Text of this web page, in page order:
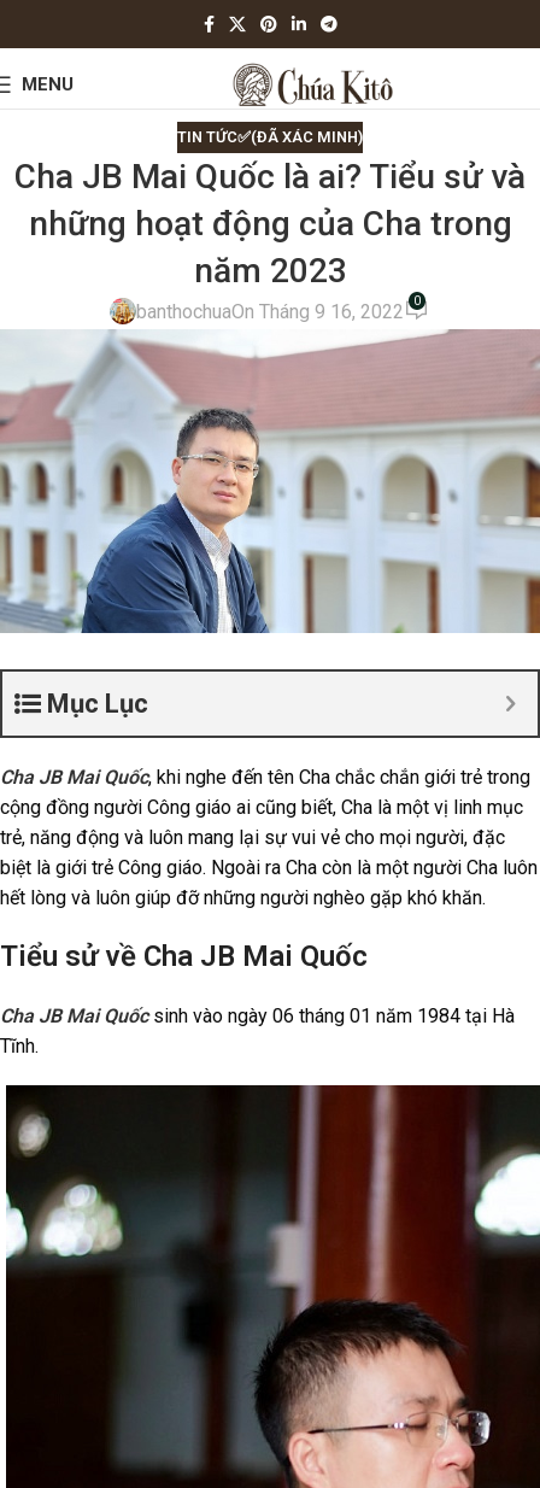
MENU
TIN TỨC✅(ĐÃ XÁC MINH)
Cha JB Mai Quốc là ai? Tiểu sử và
những hoạt động của Cha trong
năm 2023
banthochuaOn Tháng 9 16, 2022 0
Mục Lục
Cha JB Mai Quốc, khi nghe đến tên Cha chắc chắn giới trẻ trong
cộng đồng người Công giáo ai cũng biết, Cha là một vị linh mục
trẻ, năng động và luôn mang lại sự vui vẻ cho mọi người, đặc
biệt là giới trẻ Công giáo. Ngoài ra Cha còn là một người Cha luôn
hết lòng và luôn giúp đỡ những người nghèo gặp khó khăn.
Tiểu sử về Cha JB Mai Quốc
Cha JB Mai Quốcsinh vào ngày 06 tháng 01 năm 1984 tại Hà
Tĩnh.